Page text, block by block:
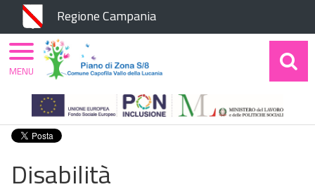
Regione Campania
MENUHome Piano di Zona Aree di Intervento
Disabilità
Disabilità